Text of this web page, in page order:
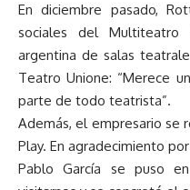
En diciembre pasado,
sociales del
argentina de salas
Teatro Unione: “Merece
parte de todo teatrista”.
Además, el empresario se
Play. En agradecimiento
Pablo García se puso